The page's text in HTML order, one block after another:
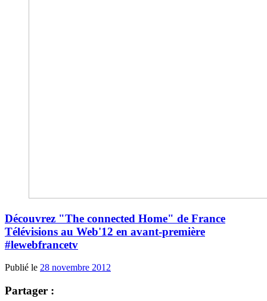
Découvrez "The connected Home" de France
Télévisions au Web'12 en avant-première
#lewebfrancetv
Publié le 28 novembre 2012
Partager :